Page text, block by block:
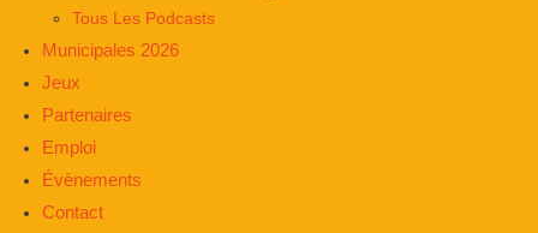
Tous Les Podcasts
Municipales 2026
Jeux
Partenaires
Emploi
Évènements
Contact